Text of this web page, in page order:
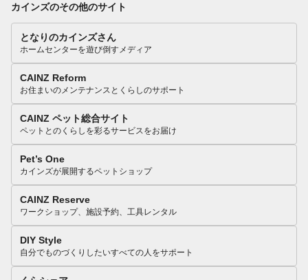
カインズのその他のサイト
となりのカインズさん
ホームセンターを遊び倒すメディア
CAINZ Reform
お住まいのメンテナンスとくらしのサポート
CAINZ ペット総合サイト
ペットとのくらしを彩るサービスをお届け
Pet’s One
カインズが展開するペットショップ
CAINZ Reserve
ワークショップ、施設予約、工具レンタル
DIY Style
自分でものづくりしたいすべての人をサポート